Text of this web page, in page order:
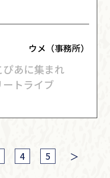
ウメ（事務所）
あに集まれ
トライブ
4 5 ＞